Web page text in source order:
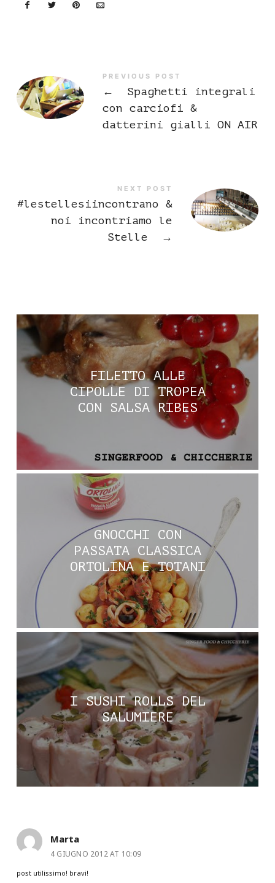
PREVIOUS POST
←
Spaghetti integrali
con carciofi &
datterini gialli ON AIR
NEXT POST
#lestellesiincontrano &
noi incontriamo le
Stelle
→
FILETTO ALLE
CIPOLLE DI TROPEA
CON SALSA RIBES
GNOCCHI CON
PASSATA CLASSICA
ORTOLINA E TOTANI
I SUSHI ROLLS DEL
SALUMIERE
Marta
4 GIUGNO 2012 AT 10:09
post utilissimo! bravi!